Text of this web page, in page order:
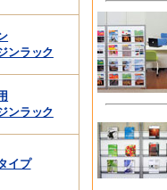
ンラック
ンラック
イプ